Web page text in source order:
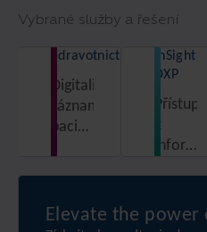
Vybrané služby a řešení
Zdravotnictví
Digitalizujte
záznamy
pacientů
InSight
DXP
Přístup
k
a
Elevate the